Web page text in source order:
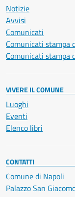
Notizie
Avvisi
Comunicati
Comunicati stampa
Comunicati stampa
VIVERE IL COMUNE
Luoghi
Eventi
Elenco libri
CONTATTI
Comune di Napoli
Palazzo San